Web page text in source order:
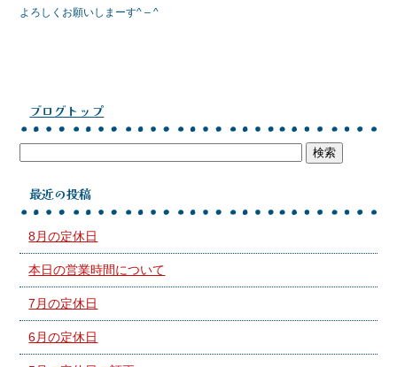
よろしくお願いしまーす^ – ^
ブログトップ
最近の投稿
8月の定休日
本日の営業時間について
7月の定休日
6月の定休日